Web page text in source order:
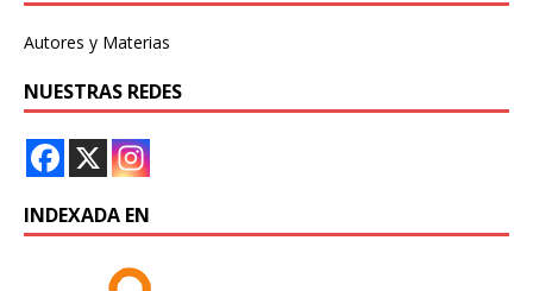
Autores y Materias
NUESTRAS REDES
INDEXADA EN